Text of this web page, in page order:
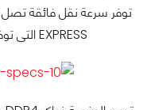
EXPRESS التى توفر سرعة نقل تصل الى 16GB/s